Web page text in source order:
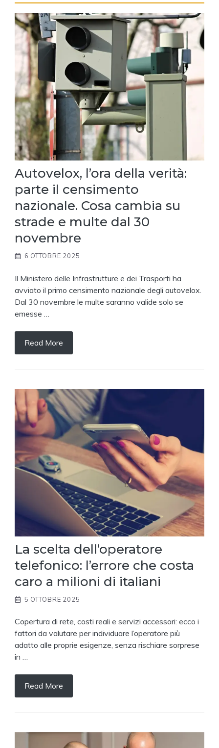
Autovelox, l’ora della verità:
parte il censimento
nazionale. Cosa cambia su
strade e multe dal 30
novembre
6 OTTOBRE 2025
Il Ministero delle Infrastrutture e dei Trasporti ha
avviato il primo censimento nazionale degli autovelox.
Dal 30 novembre le multe saranno valide solo se
emesse …
Read More
La scelta dell’operatore
telefonico: l’errore che costa
caro a milioni di italiani
5 OTTOBRE 2025
Copertura di rete, costi reali e servizi accessori: ecco i
fattori da valutare per individuare l’operatore più
adatto alle proprie esigenze, senza rischiare sorprese
in …
Read More